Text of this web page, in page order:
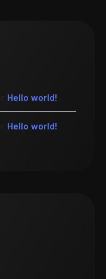
Hello world!
Hello world!